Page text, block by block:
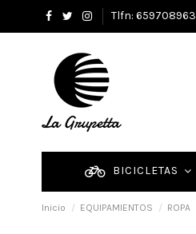
Tlfn: 659708963
BICICLETAS
Inicio EQUIPAMIENTOS ROPA